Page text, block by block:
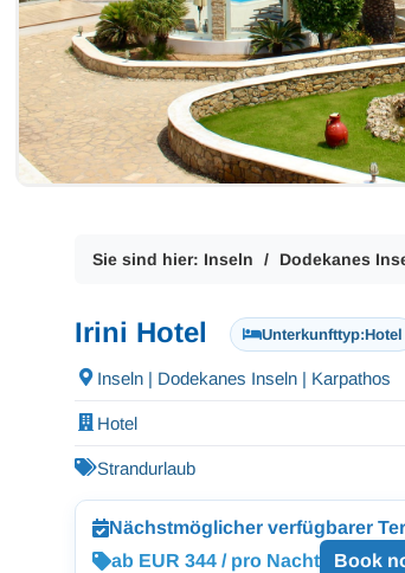
Sie sind hier: Inseln Dodekanes
Irini Hotel Unterkunfttyp:Hotel
Inseln | Dodekanes Inseln | Karpathos
Hotel
Strandurlaub
Nächstmöglicher verfügbarer
ab EUR 344 / pro Nacht
Book